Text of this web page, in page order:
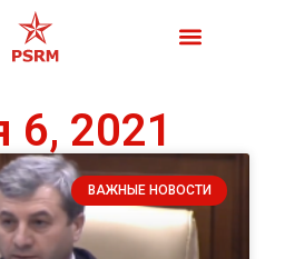
6, 2021
ВАЖНЫЕ НОВОСТИ